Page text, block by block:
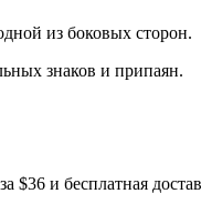
из боковых сторон.
знаков и припаян.
$36 и бесплатная